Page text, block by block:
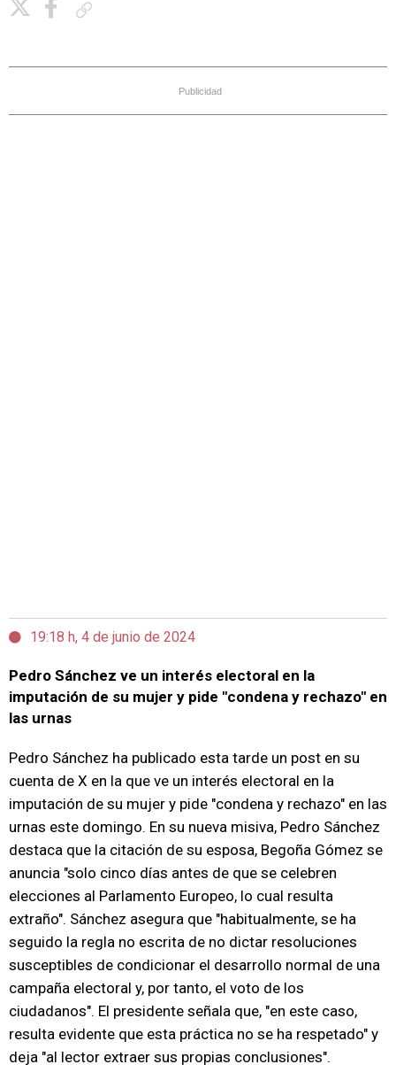
Publicidad
19:18 h, 4 de junio de 2024
Pedro Sánchez ve un interés electoral en la
imputación de su mujer y pide "condena y rechazo" en
las urnas
Pedro Sánchez ha publicado esta tarde un post en su
cuenta de X en la que ve un interés electoral en la
imputación de su mujer y pide "condena y rechazo" en las
urnas este domingo. En su nueva misiva, Pedro Sánchez
destaca que la citación de su esposa, Begoña Gómez se
anuncia "solo cinco días antes de que se celebren
elecciones al Parlamento Europeo, lo cual resulta
extraño". Sánchez asegura que "habitualmente, se ha
seguido la regla no escrita de no dictar resoluciones
susceptibles de condicionar el desarrollo normal de una
campaña electoral y, por tanto, el voto de los
ciudadanos". El presidente señala que, "en este caso,
resulta evidente que esta práctica no se ha respetado" y
deja "al lector extraer sus propias conclusiones".